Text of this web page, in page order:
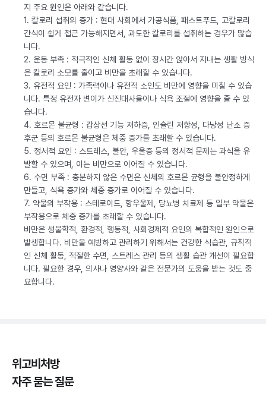
지 주요 원인은 아래와 같습니다.
1. 칼로리 섭취의 증가 : 현대 사회에서 가공식품, 패스트푸드, 고칼로리
간식이 쉽게 접근 가능해지면서, 과도한 칼로리를 섭취하는 경우가 많습
니다.
2. 운동 부족 : 적극적인 신체 활동 없이 장시간 앉아서 지내는 생활 방식
은 칼로리 소모를 줄이고 비만을 초래할 수 있습니다.
3. 유전적 요인 : 가족력이나 유전적 소인도 비만에 영향을 미칠 수 있습
니다. 특정 유전자 변이가 신진대사율이나 식욕 조절에 영향을 줄 수 있
습니다.
4. 호르몬 불균형 : 갑상선 기능 저하증, 인슐린 저항성, 다낭성 난소 증
후군 등의 호르몬 불균형은 체중 증가를 초래할 수 있습니다.
5. 정서적 요인 : 스트레스, 불안, 우울증 등의 정서적 문제는 과식을 유
발할 수 있으며, 이는 비만으로 이어질 수 있습니다.
6. 수면 부족 : 충분하지 않은 수면은 신체의 호르몬 균형을 불안정하게
만들고, 식욕 증가와 체중 증가로 이어질 수 있습니다.
7. 약물의 부작용 : 스테로이드, 항우울제, 당뇨병 치료제 등 일부 약물은
부작용으로 체중 증가를 초래할 수 있습니다.
비만은 생물학적, 환경적, 행동적, 사회경제적 요인의 복합적인 원인으로
발생합니다. 비만을 예방하고 관리하기 위해서는 건강한 식습관, 규칙적
인 신체 활동, 적절한 수면, 스트레스 관리 등의 생활 습관 개선이 필요합
니다. 필요한 경우, 의사나 영양사와 같은 전문가의 도움을 받는 것도 중
요합니다.
위고비처방
자주 묻는 질문